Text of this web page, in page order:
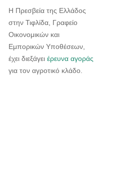
Η Πρεσβεία της Ελλάδος
στην Τιφλίδα, Γραφείο
Οικονομικών και
Εμπορικών Υποθέσεων,
έχει διεξάγει έρευνα αγοράς
για τον αγροτικό κλάδο.